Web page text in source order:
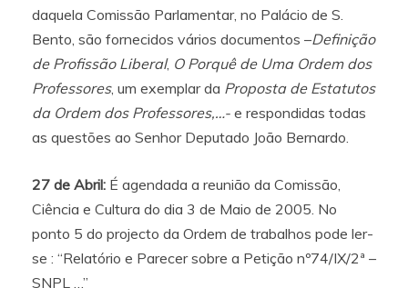
daquela Comissão Parlamentar, no Palácio de S.
Bento, são fornecidos vários documentos –Definição
de Profissão Liberal, O Porquê de Uma Ordem dos
Professores, um exemplar da Proposta de Estatutos
da Ordem dos Professores,…- e respondidas todas
as questões ao Senhor Deputado João Bernardo.
27 de Abril: É agendada a reunião da Comissão,
Ciência e Cultura do dia 3 de Maio de 2005. No
ponto 5 do projecto da Ordem de trabalhos pode ler-
se : “Relatório e Parecer sobre a Petição nº74/IX/2ª –
SNPL …”